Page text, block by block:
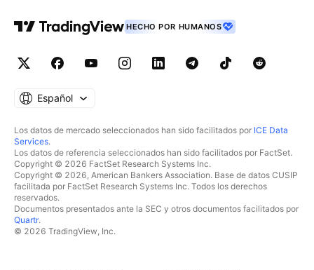
HECHO POR HUMANOS
Español
Los datos de mercado seleccionados han sido facilitados por ICE Data
Services.
Los datos de referencia seleccionados han sido facilitados por FactSet.
Copyright © 2026 FactSet Research Systems Inc.
Copyright © 2026, American Bankers Association. Base de datos CUSIP
facilitada por FactSet Research Systems Inc. Todos los derechos
reservados.
Documentos presentados ante la SEC y otros documentos facilitados por
Quartr.
© 2026 TradingView, Inc.